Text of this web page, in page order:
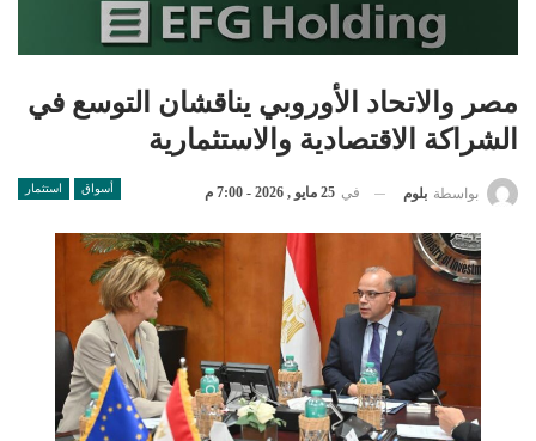
مصر والاتحاد الأوروبي يناقشان التوسع في
الشراكة الاقتصادية والاستثمارية
أسواق استثمار بواسطة بلوم في 25 مايو , 2026 - 7:00 م